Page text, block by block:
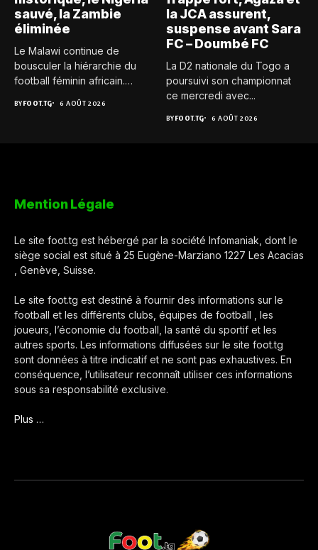
sauvé, la Zambie
éliminée
Le Malawi continue de
bousculer la hiérarchie du
football féminin africain.
BYFOOT.TG 6 AOÛT 2026
la JCA assurent,
suspense avant Sara
FC – Doumbé FC
La D2 nationale du Togo a
poursuivi son championnat
ce mercredi avec...
BYFOOT.TG 6 AOÛT 2026
Mention Légale
Le site foot.tg est hébergé par la société Infomaniak, dont le
siège social est situé à 25 Eugène-Marziano 1227 Les Acacias
, Genève, Suisse.
Le site foot.tg est destiné à fournir des informations sur le
football et les différents clubs, équipes de football , les
joueurs, l’économie du football, la santé du sportif et les
autres sports. Les informations diffusées sur le site foot.tg
sont données à titre indicatif et ne sont pas exhaustives. En
conséquence, l’utilisateur reconnaît utiliser ces informations
sous sa responsabilité exclusive.
Plus …